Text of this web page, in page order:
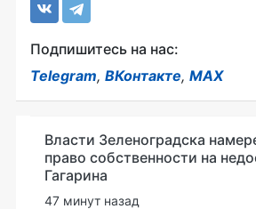
Подпишитесь на нас:
Telegram, ВКонтакте, MAX
Власти Зеленоградска
право собственности на
Гагарина
47 минут назад